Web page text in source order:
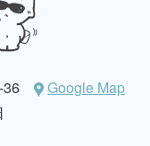
36
Google Map